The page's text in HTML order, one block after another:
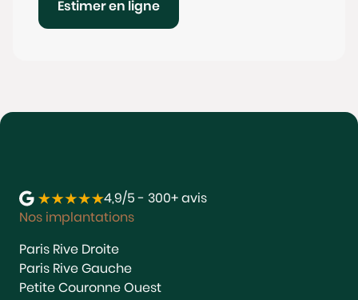
Estimer en ligne
4,9/5 - 300+ avis
Nos implantations
Paris Rive Droite
Paris Rive Gauche
Petite Couronne Ouest